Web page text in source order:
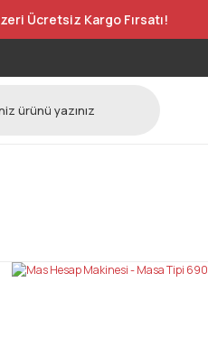
Ücretsiz Kargo Fırsatı!